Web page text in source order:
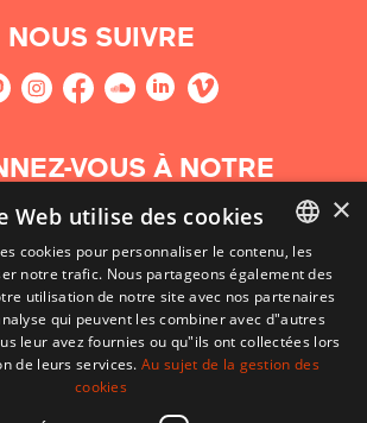
NOUS SUIVRE
VOUS À NOTRE
NEWSLETTER
S'abonner
BASQUE
FRENCH
×
Web utilise des cookies
cookies pour personnaliser le contenu, les
notre trafic. Nous partageons également des
utilisation de notre site avec nos partenaires
qui peuvent les combiner avec d"autres
leur avez fournies ou qu"ils ont collectées lors
de leurs services.Au sujet de la gestion des
cookies